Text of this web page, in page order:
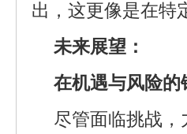
出，这更像是在特
未来展望：
在机遇与风险的
尽管面临挑战